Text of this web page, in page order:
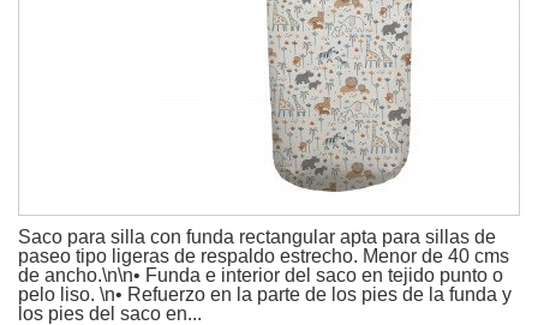
Saco para silla con funda rectangular apta para sillas de
paseo tipo ligeras de respaldo estrecho. Menor de 40 cms
de ancho.\n\n• Funda e interior del saco en tejido punto o
pelo liso. \n• Refuerzo en la parte de los pies de la funda y
los pies del saco en...